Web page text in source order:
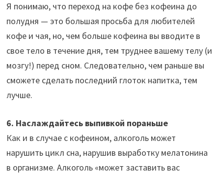
Я понимаю, что переход на кофе без кофеина до
полудня — это большая просьба для любителей
кофе и чая, но, чем больше кофеина вы вводите в
свое тело в течение дня, тем труднее вашему телу (и
мозгу!) перед сном. Следовательно, чем раньше вы
сможете сделать последний глоток напитка, тем
лучше.
6. Наслаждайтесь выпивкой пораньше
Как и в случае с кофеином, алкоголь может
нарушить цикл сна, нарушив выработку мелатонина
в организме. Алкоголь «может заставить вас